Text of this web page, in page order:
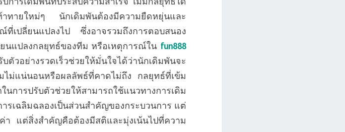
ายใหม่ๆ นักเดิมพันต้องมีความยืดหยุ่นและ
ที่เปลี่ยนแปลงไป ซึ่งอาจรวมถึงการตอบสนอง
นแปลงกลยุทธ์ของทีม หรือเหตุการณ์ใน fun888
วอย่างรวดเร็วช่วยให้มั่นใจได้ว่านักเดิมพันจะ
ม่แน่นอนหรือผลลัพธ์ที่คาดไม่ถึง กลยุทธ์ที่เข้ม
การปรับตัวช่วยให้สามารถใช้แนวทางการเดิม
เฉลิมฉลองเป็นส่วนสำคัญของกระบวนการ แต่
แต่สิ่งสำคัญคือต้องมีสติและมุ่งเน้นไปที่ความ